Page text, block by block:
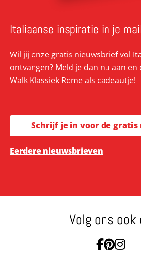
Italiaanse inspiratie in je
Wil jij onze gratis nieuwsbrief vol
ontvangen? Meld je dan nu aan en
Walk Klassiek Rome als cadeautje!
Schrijf je in voor de
Eerdere nieuwsbrieven
Volg ons ook
Ga naar
GaGa